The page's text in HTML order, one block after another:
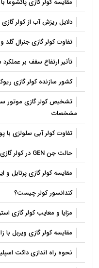
مقایسه کولر گازی پاکشوما با
دلایل ریزش آب از کولر
تفاوت کولر گازی جنرال گلد
تأثیر ارتفاع سقف بر
کشور سازنده کولر گازی
تشخیص کولر گازی موتور
مشخصات
تفاوت کولر آبی سلولزی با
حالت جن GEN در کولر گازی چه کاربردی دارد؟
مقایسه کولر گازی پرتابل و
کندانسور کولر چیست؟
مزایا و معایب کولر گازی
مقایسه کولر گازی ویربل با
نحوه راه اندازی داکت